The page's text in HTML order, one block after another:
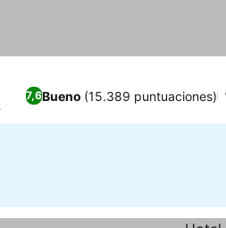
7,6Bueno (15.389 puntuaciones)